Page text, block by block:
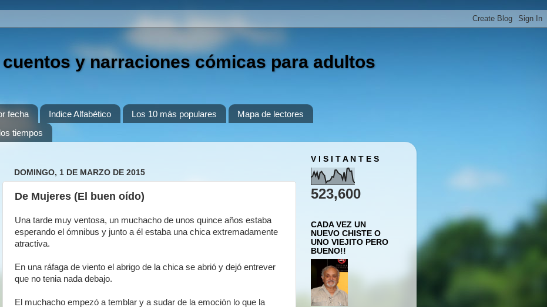
y narraciones cómicas para adultos
fecha Indice Alfabético Los 10 más populares
Mapa de lectores
tiempos
DOMINGO, 1 DE MARZO DE 2015
De Mujeres (El buen oído)
Una tarde muy ventosa, un muchacho de unos quince años estaba
esperando el ómnibus y junto a él estaba una chica extremadamente
atractiva.
En una ráfaga de viento el abrigo de la chica se abrió y dejó entrever
que no tenia nada debajo.
El muchacho empezó a temblar y a sudar de la emoción lo que la
V I S I T A N T E S
523,600
CADA VEZ UN
NUEVO CHISTE O
UNO VIEJITO PERO
BUENO!!